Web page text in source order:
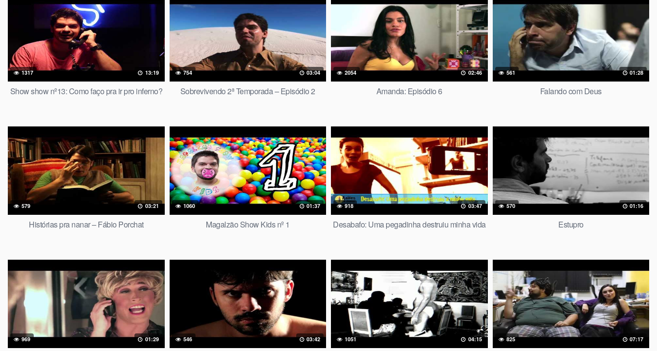
1317 13:19
Show show nº13: Como faço pra ir pro inferno?
754 03:04
Sobrevivendo 2ª Temporada – Episódio 2
2054 02:46
Amanda: Episódio 6
561 01:28
Falando com Deus
579 03:21
Histórias pra nanar – Fábio Porchat
1060 01:37
Magalzão Show Kids nº 1
918 03:47
Desabafo: Uma pegadinha destruiu minha vida
570 01:16
Estupro
969 01:29 546 03:42 1051 04:15 825 07:17